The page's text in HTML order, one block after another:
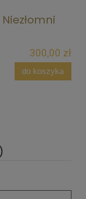
300,00 zł
do koszyka